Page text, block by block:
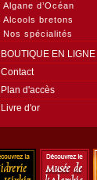
Algane d’Océan
Alcools bretons
Nos spécialités
BOUTIQUE EN LIGNE
Contact
Plan d'accès
Livre d'or